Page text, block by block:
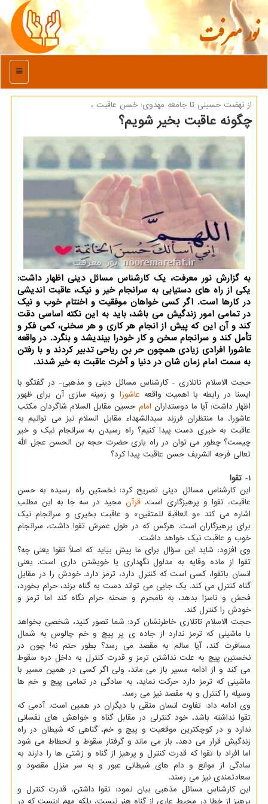
نور معرفت
منو
از نهضت حسینی تا جامعه مهدوی: حُسن عاقبت ،
چگونه عاقبت بخیر شویم؟
به گزارش نور معرفت، یک کارشناس مسائل دینی اظهار داشت:
یکی از راه های دستیابی به سرانجام خیر و نیک، عاقبت اندیشی
در کارها است. اگر کسی خواهان موفقیت و اختتام خوب و نیک
در تمامی امور زندگیش می باشد، باید به این نکته اساسی دقت
کند و آن این که پیش از انجام هر کاری و هر سخنی، کمی فکر و
تأمل کند و سرانجام سخن و کار خودرا بیندیشد و بنگرد. در واقعه
عاشورا افرادی زیادی همچون حر بن ریاحی تدبیر کردند و با رفتن
به سمت امام زمان شان در دنیا و آخرت عاقبت به خیر شدند.
حجت الاسلام تاتلاری - کارشناس مسائل دینی و مذهبی- در گفتگو با
ایسنا در رابطه با اهمیت واقعه عاشورا و زمینه سازی آن برای ظهور
اظهار داشت: آیا ما دوستداران امام حسین مقابل السلام شاگردان مکتب
عاشورا، ما منتظران فرزند سیدالشهداء مقابل السلام نیز می توانیم به
عاقبت به خیری دست پیدا کنیم؟ راه رسیدن به سرانجام نیک و خیر
چیست؟ چطور می توان در راه یاری حضرت حجه بن الحسن عجل الله
تعالی فرجه الشریف حسن عاقبت پیدا کرد؟
1- تقوا
این کارشناس مسائل دینی تصریح کرد: نخستین راه رسیده به حسن
عاقبت، تقوا و پرهیزگاری است. قرآن مجید در سه جا به این مطلب
اشاره می کند «و العاقبة للمتقین» و عاقبت بخیری و سرانجام نیک
برای پرهیزگاران است. هرکس که در طول عمرش تقوا داشت، سرانجام
خوب و عاقبت نیک خواهد داشت.
وی افزود: شاید این سؤال برای ما پیش بیاید که اصلاً تقوا یعنی چه؟
تقوا از ماده وقایه به مدلول نگهداری یا خویشتن داری است. یعنی
انسان باتقوا، کسی است که کنترل دارد، ترمز دارد. خودش را در مقابل
گناه کنترل می کند. یک جایی می تواند دست به گناه بزند، حرام بخورد،
فحش و ناسزا بدهد، به نامحرم و صحنه حرام نگاه کند اما ترمز و
خودش را کنترل کند.
حجت الاسلام تاتلاری خاطرنشان کرد: شما تصور کنید، شخصی بخواهد
با ماشینی که ترمز ندارد از جاده ی پر پیچ و خم چالوس به شمال
مسافرت کند، آیا سالم به مقصد می رسد؟ بطور حتم نه! چون در
نخستین پیچ به علت نداشتن ترمز و قدرت کنترل به داخل دره سقوط
می کند و از ادامه مسیر باز می ماند، ولی اگر کسی در همین مسیر با
ماشینی که ترمز دارد حرکت نماید، به سادگی در تمامی پیچ و خم ها
وسیله را کنترل و به مقصد نیز می رسد.
وی ادامه داد: تفاوت انسان متقی با دیگران در همین است. آدمی که
تقوا نداشته باشد، خود کنترلی در مقابل گناه و خواهش های نفسانی
ندارد و در کوچکترین موقعیت و پیچ و خم، گناهی که شیطان در راه
زندگیش قرار می دهد، باز می ماند و گرفتار سقوط و انحطاط می شود
اما افراد با تقوا که قدرت کنترل و پرهیز از گناه و زشتی ها را دارند به
سادگی از موانع و دام های شیطانی عبور و به سر منزل مقصود و
سعادتمندی نیز می رسند.
این کارشناس مسائل مذهبی بیان نمود: تقوا داشتن، قدرت کنترل و
پرهیز از خطا در محیط عاری از گناه هنر نیست، بلکه مهم اینست که در